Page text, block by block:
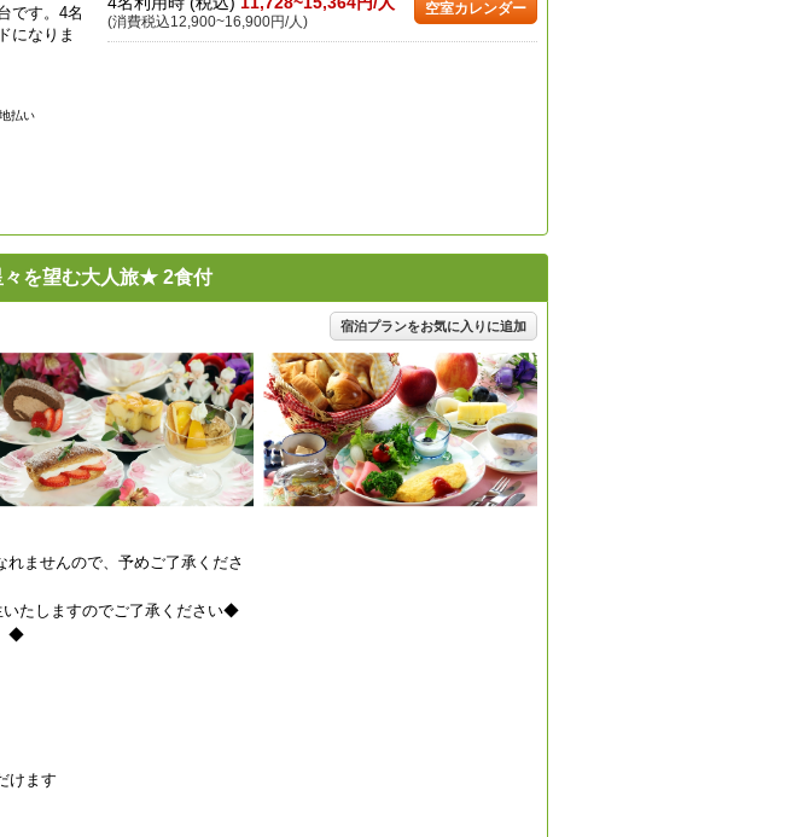
です。4名
になりま
払い
(消費税込12,900~16,900円/人)
空室カレンダー
々を望む大人旅★ 2食付
宿泊プランをお気に入りに追加
ませんので、予めご了承くださ
たしますのでご了承ください◆
◆
けます